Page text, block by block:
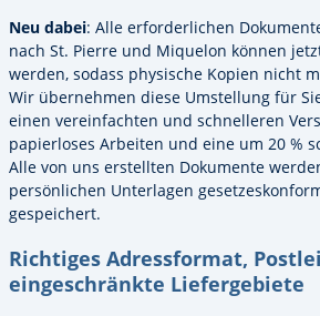
Neu dabei: Alle erforderlichen
nach St. Pierre und Miquelon können
werden, sodass physische Kopien nicht
Wir übernehmen diese Umstellung für
einen vereinfachten und schnelleren
papierloses Arbeiten und eine um 20 %
Alle von uns erstellten Dokumente
persönlichen Unterlagen
gespeichert.
Richtiges Adressformat,
eingeschränkte Liefergebiete